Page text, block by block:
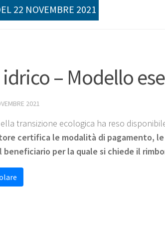
22 NOVEMBRE 2021
– Modello
2021
transizione ecologica ha reso
certifica le modalità di pagamento,
per la quale si chiede il